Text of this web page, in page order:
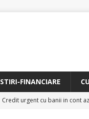
STIRI-FINANCIARE
Credit urgent cu banii in cont